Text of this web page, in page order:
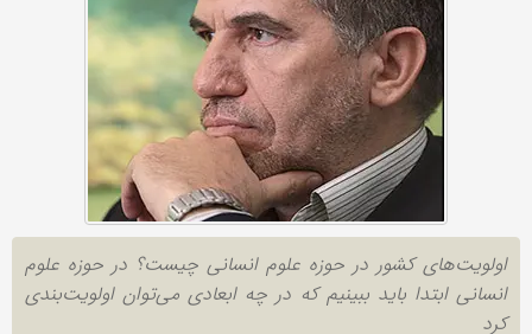
اولویت‌های کشور در حوزه علوم انسانی چیست؟ در حوزه علوم
انسانی ابتدا باید ببینیم که در چه ابعادی می‌توان اولویت‌بندی
کرد